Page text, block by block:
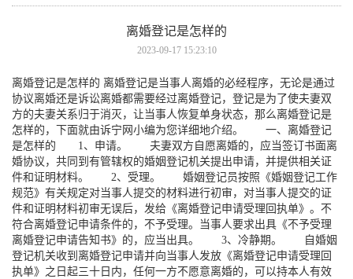
离婚登记是怎样的
2023-09-17 15:23:10
离婚登记是怎样的 离婚登记是当事人离婚的必经程序，无论是通过
协议离婚还是诉讼离婚都需要经过离婚登记，登记是为了使夫妻双
方的夫妻关系归于消灭，让当事人恢复单身状态，那么离婚登记是
怎样的，下面就由诉宁网小编为您详细地介绍。 一、离婚登记
是怎样的 1、申请。 夫妻双方自愿离婚的，应当签订书面离
婚协议，共同到有管辖权的婚姻登记机关提出申请，并提供相关证
件和证明材料。 2、受理。 婚姻登记员按照《婚姻登记工作
规范》有关规定对当事人提交的材料进行初审，对当事人提交的证
件和证明材料初审无误后，发给《离婚登记申请受理回执单》。不
符合离婚登记申请条件的，不予受理。当事人要求出具《不予受理
离婚登记申请告知书》的，应当出具。 3、冷静期。 自婚姻
登记机关收到离婚登记申请并向当事人发放《离婚登记申请受理回
执单》之日起三十日内，任何一方不愿意离婚的，可以持本人有效